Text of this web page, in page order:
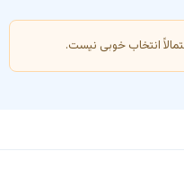
انتخاب خوبی نیست.